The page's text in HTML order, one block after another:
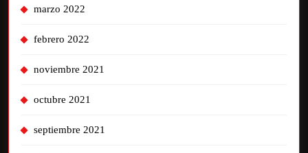
marzo 2022
febrero 2022
noviembre 2021
octubre 2021
septiembre 2021